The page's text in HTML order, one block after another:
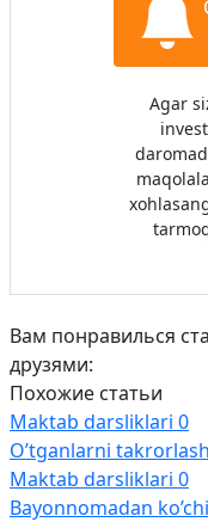
Agar
Вам понравилься
друзями:
Похожие статьи
Maktab darsliklari 0
O’tganlarni takrorlash
Maktab darsliklari 0
Bayonnomadan